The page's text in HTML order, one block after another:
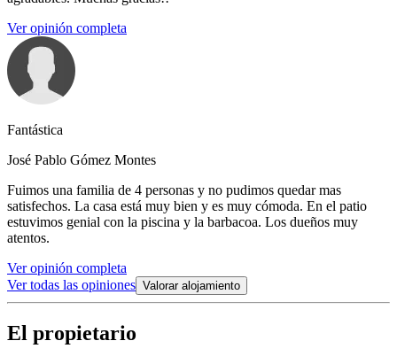
Ver opinión completa
Fantástica
José Pablo Gómez Montes
Fuimos una familia de 4 personas y no pudimos quedar mas
satisfechos. La casa está muy bien y es muy cómoda. En el patio
estuvimos genial con la piscina y la barbacoa. Los dueños muy
atentos.
Ver opinión completa
Ver todas las opiniones Valorar alojamiento
El propietario